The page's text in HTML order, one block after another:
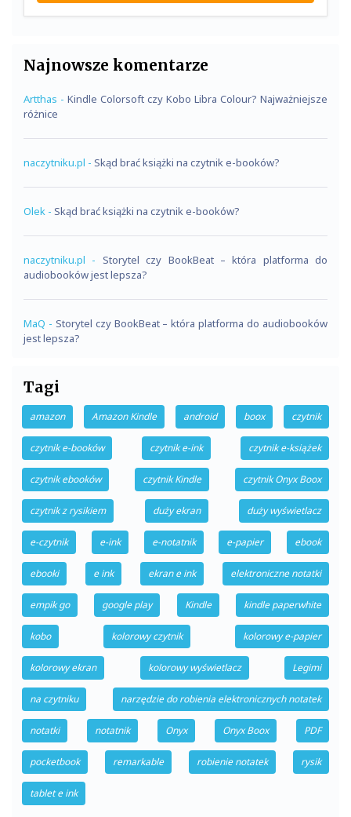
Najnowsze komentarze
Artthas - Kindle Colorsoft czy Kobo Libra Colour? Najważniejsze
różnice
naczytniku.pl - Skąd brać książki na czytnik e-booków?
Olek - Skąd brać książki na czytnik e-booków?
naczytniku.pl - Storytel czy BookBeat – która platforma do
audiobooków jest lepsza?
MaQ - Storytel czy BookBeat – która platforma do audiobooków
jest lepsza?
Tagi
amazon Amazon Kindle android boox czytnik
czytnik e-booków czytnik e-ink czytnik e-książek
czytnik ebooków czytnik Kindle czytnik Onyx Boox
czytnik z rysikiem duży ekran duży wyświetlacz
e-czytnik e-ink e-notatnik e-papier ebook
ebooki e ink ekran e ink elektroniczne notatki
empik go google play Kindle kindle paperwhite
kobo kolorowy czytnik kolorowy e-papier
kolorowy ekran kolorowy wyświetlacz Legimi
na czytniku narzędzie do robienia elektronicznych notatek
notatki notatnik Onyx Onyx Boox PDF
pocketbook remarkable robienie notatek rysik
tablet e ink